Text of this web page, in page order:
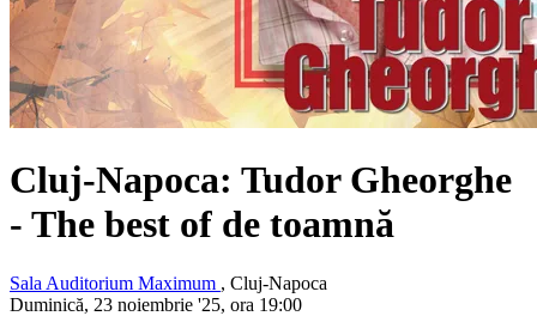
Cluj-Napoca: Tudor Gheorghe
- The best of de toamnă
Sala Auditorium Maximum , Cluj-Napoca
Duminică, 23 noiembrie '25, ora 19:00